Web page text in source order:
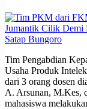
Tim Pengabdian
Usaha Produk
dari 3 orang dosen
A. Arsunan, M.Kes,
mahasiswa